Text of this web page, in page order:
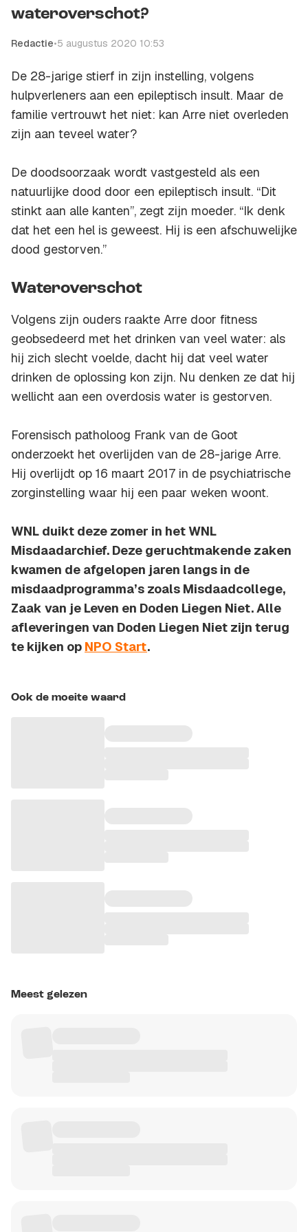
wateroverschot?
Redactie•5 augustus 2020 10:53
De 28-jarige stierf in zijn instelling, volgens
hulpverleners aan een epileptisch insult. Maar de
familie vertrouwt het niet: kan Arre niet overleden
zijn aan teveel water?
De doodsoorzaak wordt vastgesteld als een
natuurlijke dood door een epileptisch insult. “Dit
stinkt aan alle kanten”, zegt zijn moeder. “Ik denk
dat het een hel is geweest. Hij is een afschuwelijke
dood gestorven.”
Wateroverschot
Volgens zijn ouders raakte Arre door fitness
geobsedeerd met het drinken van veel water: als
hij zich slecht voelde, dacht hij dat veel water
drinken de oplossing kon zijn. Nu denken ze dat hij
wellicht aan een overdosis water is gestorven.
Forensisch patholoog Frank van de Goot
onderzoekt het overlijden van de 28-jarige Arre.
Hij overlijdt op 16 maart 2017 in de psychiatrische
zorginstelling waar hij een paar weken woont.
WNL duikt deze zomer in het WNL
Misdaadarchief. Deze geruchtmakende zaken
kwamen de afgelopen jaren langs in de
misdaadprogramma’s zoals Misdaadcollege,
Zaak van je Leven en Doden Liegen Niet. Alle
afleveringen van Doden Liegen Niet zijn terug
te kijken op NPO Start.
Ook de moeite waard
Meest gelezen